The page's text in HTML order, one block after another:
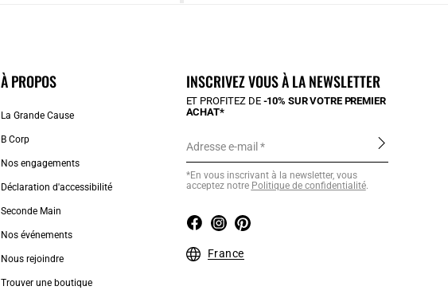
À PROPOS
La Grande Cause
B Corp
Nos engagements
Déclaration d'accessibilité
Seconde Main
Nos événements
Nous rejoindre
Trouver une boutique
INSCRIVEZ VOUS À LA NEWSLETTER
ET PROFITEZ DE -10% SUR VOTRE PREMIER
ACHAT*
Adresse e-mail
*En vous inscrivant à la newsletter, vous
acceptez notre Politique de confidentialité.
France